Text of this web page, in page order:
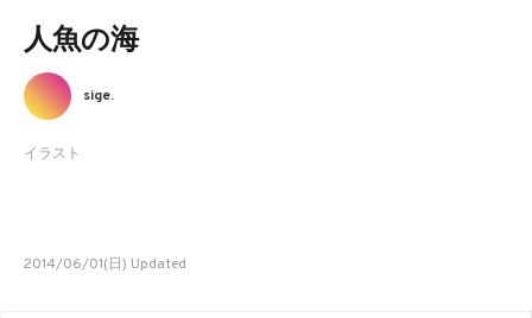
人魚の海
イラスト
sige.
2014/06/01(日) Updated